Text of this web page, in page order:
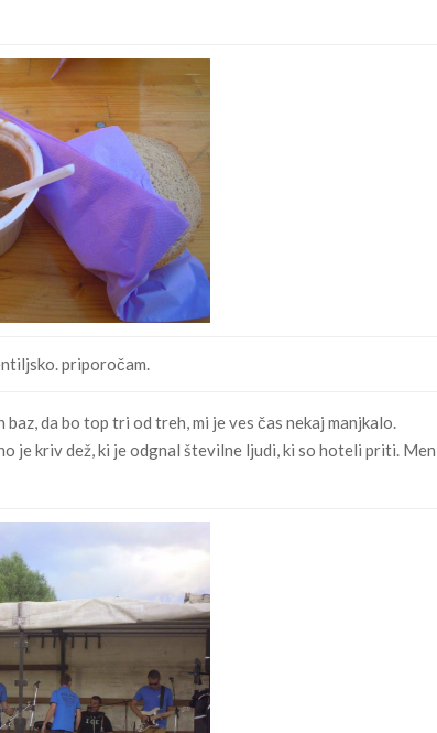
priporočam.
da bo top tri od treh, mi je ves čas nekaj manjkalo.
je kriv dež, ki je odgnal številne ljudi, ki so hoteli priti.